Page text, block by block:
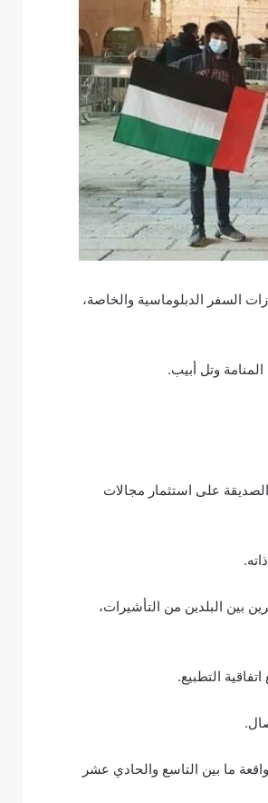
السفر الدبلوماسية والخاصة،
على استثمار مجالات
بين البلدين من التأشيرات،
ما بين التاسع والحادي عشر